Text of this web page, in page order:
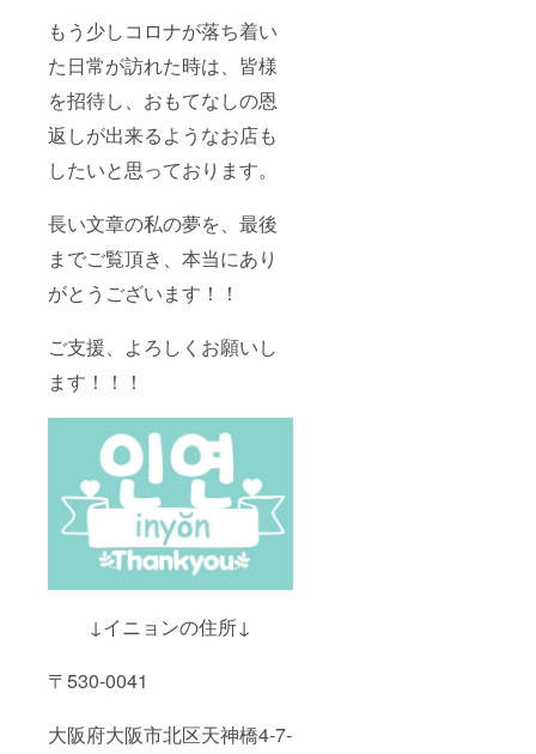
もう少しコロナが落ち着い
た日常が訪れた時は、皆様
を招待し、おもてなしの恩
返しが出来るようなお店も
したいと思っております。
長い文章の私の夢を、最後
までご覧頂き、本当にあり
がとうございます！！
ご支援、よろしくお願いし
ます！！！
↓イニョンの住所↓
〒530-0041
大阪府大阪市北区天神橋4-7-